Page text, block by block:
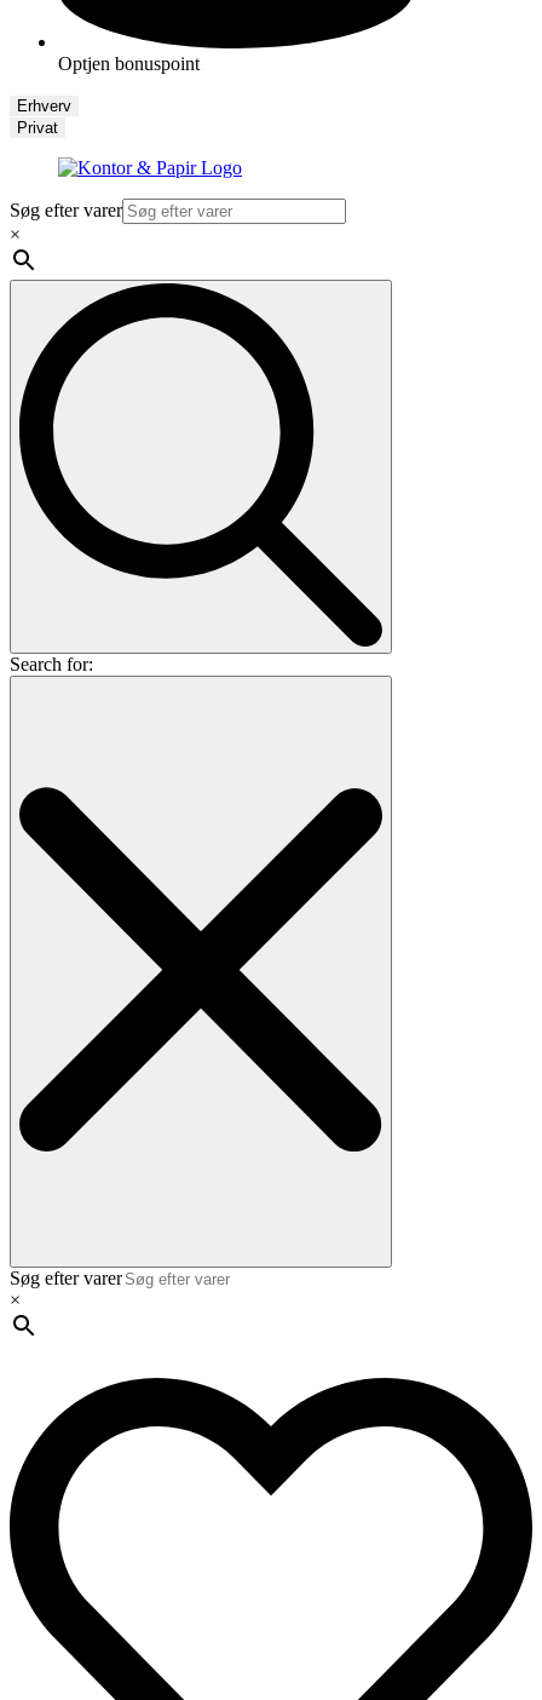
Optjen bonuspoint
Erhverv
Privat
Søg efter varer
×
Search for:
Søg efter varer
×